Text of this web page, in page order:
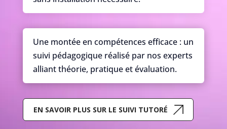
Une montée en compétences efficace : un
suivi pédagogique réalisé par nos experts
alliant théorie, pratique et évaluation.
EN SAVOIR PLUS SUR LE SUIVI TUTORÉ